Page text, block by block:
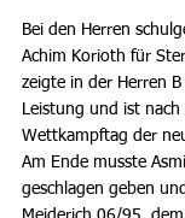
Bei den Herren
Achim Korioth für
zeigte in der Herren
Leistung und ist nach
Wettkampftag der
Am Ende musste
geschlagen geben